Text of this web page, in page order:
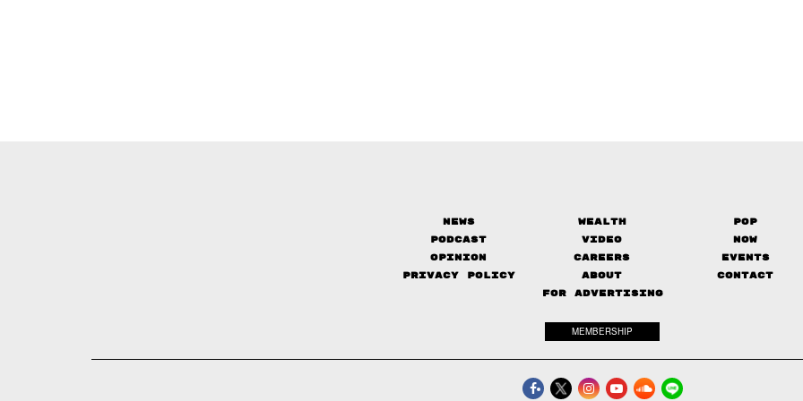
News Wealth
Pop
Podcast
Video
Now
Opinion
Careers
Events
Privacy Policy
About
Contact
FOR ADVERTISING
MEMBERSHIP